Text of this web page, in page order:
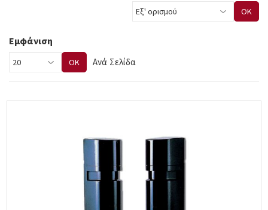
OK
Εμφάνιση
OK Ανά Σελίδα